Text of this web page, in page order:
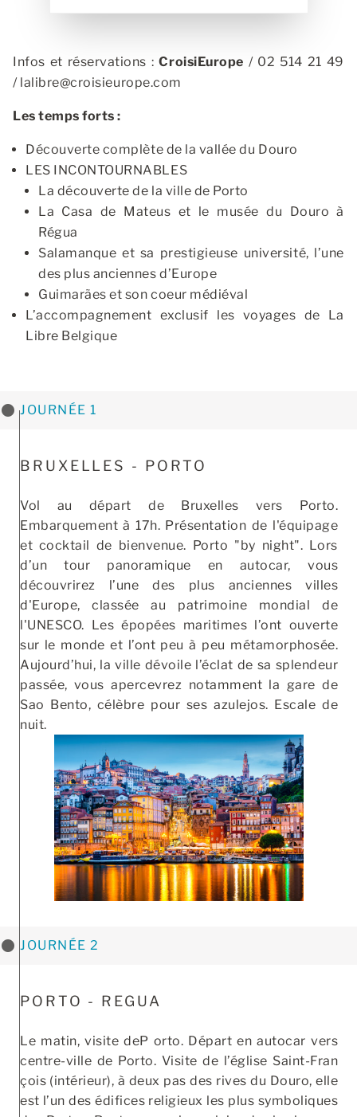
Infos et réservations :CroisiEurope / 02 514 21 49
/ lalibre@croisieurope.com
Les temps forts :
Découverte complète de la vallée du Douro
LES INCONTOURNABLES
La découverte de la ville de Porto
La Casa de Mateus et le musée du Douro à
Régua
Salamanque et sa prestigieuse université, l’une
des plus anciennes d’Europe
Guimarães et son coeur médiéval
L’accompagnement exclusif les voyages de La
Libre Belgique
JOURNÉE 1
BRUXELLES - PORTO
Vol au départ de Bruxelles vers Porto.
Embarquement à 17h. Présentation de l'équipage
et cocktail de bienvenue. Porto "by night". Lors
d’un tour panoramique en autocar, vous
découvrirez l’une des plus anciennes villes
d'Europe, classée au patrimoine mondial de
l'UNESCO. Les épopées maritimes l’ont ouverte
sur le monde et l’ont peu à peu métamorphosée.
Aujourd’hui, la ville dévoile l’éclat de sa splendeur
passée, vous apercevrez notamment la gare de
Sao Bento, célèbre pour ses azulejos. Escale de
nuit.
JOURNÉE 2
PORTO - REGUA
Le matin, visite deP orto. Départ en autocar vers
centre-ville de Porto. Visite de l’église Saint-Fran
çois (intérieur), à deux pas des rives du Douro, elle
est l’un des édifices religieux les plus symboliques